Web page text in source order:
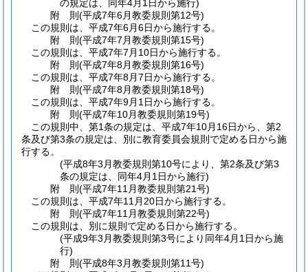
の規定は、同年4月1日から施行)
附 則(平成7年6月教委規則第12号)
この規則は、平成7年6月6日から施行する。
附 則(平成7年7月教委規則第15号)
この規則は、平成7年7月10日から施行する。
附 則(平成7年8月教委規則第16号)
この規則は、平成7年8月7日から施行する。
附 則(平成7年8月教委規則第18号)
この規則は、平成7年9月1日から施行する。
附 則(平成7年10月教委規則第19号)
この規則中、第1条の規定は、平成7年10月16日から、第2
条及び第3条の規定は、別に教育委員会規則で定める日から施
行する。
(平成8年3月教委規則第10号により、第2条及び第3
条の規定は、同年4月1日から施行)
附 則(平成7年11月教委規則第21号)
この規則は、平成7年11月20日から施行する。
附 則(平成7年11月教委規則第22号)
この規則は、別に規則で定める日から施行する。
(平成9年3月教委規則第3号により同年4月1日から施
行)
附 則(平成8年3月教委規則第11号)